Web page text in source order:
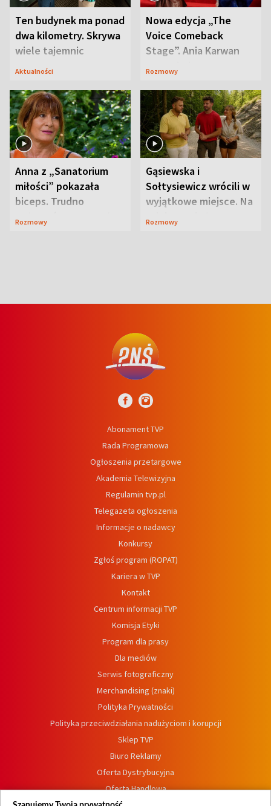
Ten budynek ma ponad
dwa kilometry. Skrywa
wiele tajemnic
Aktualności
Nowa edycja „The
Voice Comeback
Stage”. Ania Karwan
zapowiada
Rozmowy
Anna z „Sanatorium
miłości” pokazała
biceps. Trudno
uwierzyć, co przeszła
Rozmowy
Gąsiewska i
Sołtysiewicz wrócili w
wyjątkowe miejsce. Na
szlaku czekał
Rozmowy
Abonament TVP
Rada Programowa
Ogłoszenia przetargowe
Akademia Telewizyjna
Regulamin tvp.pl
Telegazeta ogłoszenia
Informacje o nadawcy
Konkursy
Zgłoś program (ROPAT)
Kariera w TVP
Kontakt
Centrum informacji TVP
Komisja Etyki
Program dla prasy
Dla mediów
Serwis fotograficzny
Merchandising (znaki)
Polityka Prywatności
Polityka przeciwdziałania nadużyciom i korupcji
Sklep TVP
Biuro Reklamy
Oferta Dystrybucyjna
Oferta Handlowa